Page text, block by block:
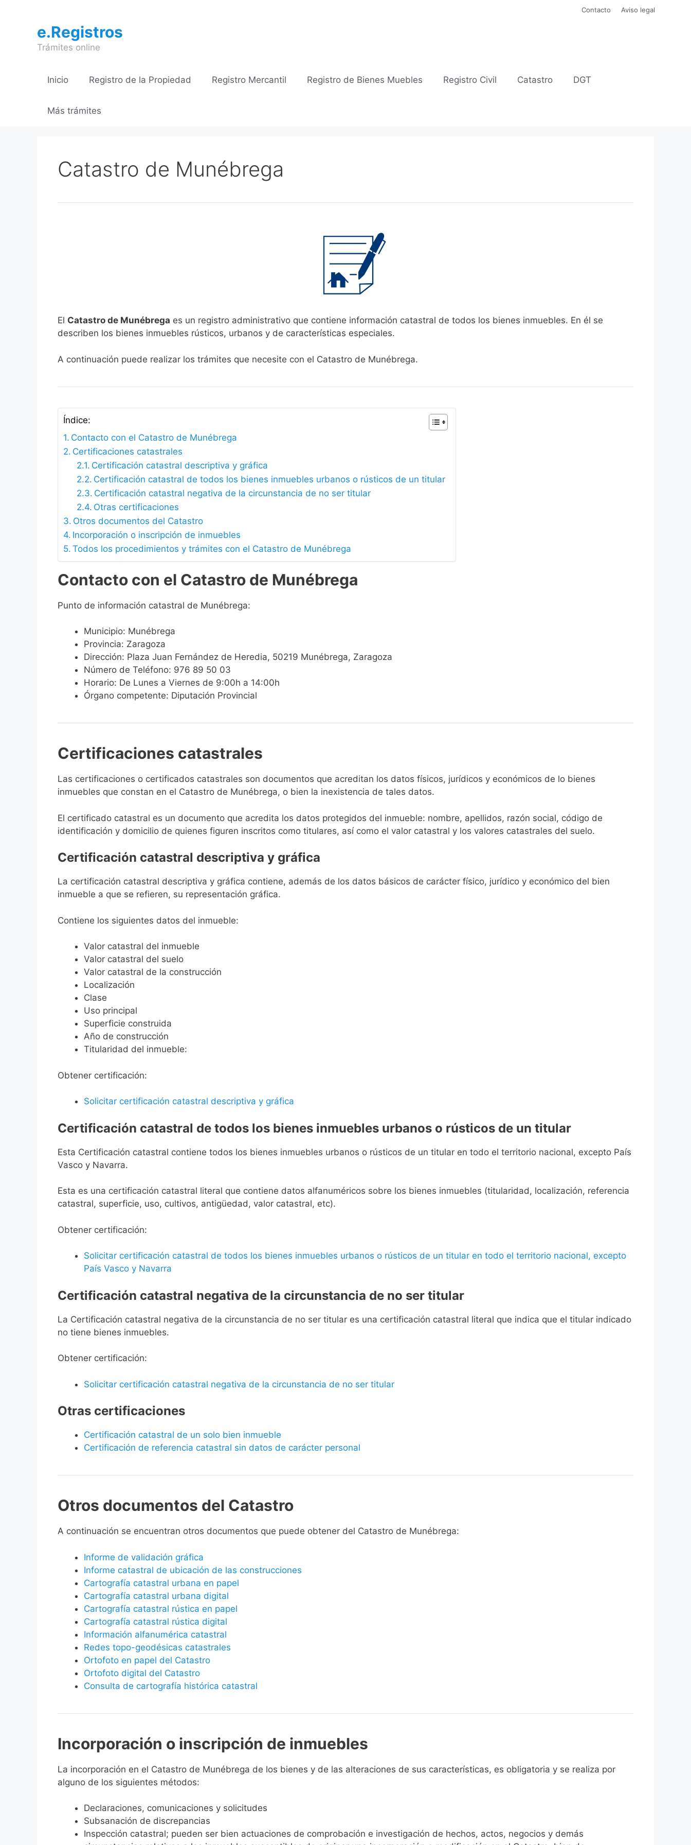
contenido
Contacto Aviso legal
e.Registros
Trámites online
Inicio Registro de la Propiedad Registro Mercantil Registro de Bienes Muebles Registro Civil Catastro DGT
Más trámites
Catastro de Munébrega
El Catastro de Munébrega es un registro administrativo que contiene información catastral de todos los bienes inmuebles. En él se
describen los bienes inmuebles rústicos, urbanos y de características especiales.
A continuación puede realizar los trámites que necesite con el Catastro de Munébrega.
Índice:
Contacto con el Catastro de Munébrega
Certificaciones catastrales
Certificación catastral descriptiva y gráfica
Certificación catastral de todos los bienes inmuebles urbanos o rústicos de un titular
Certificación catastral negativa de la circunstancia de no ser titular
Otras certificaciones
Otros documentos del Catastro
Incorporación o inscripción de inmuebles
Todos los procedimientos y trámites con el Catastro de Munébrega
Contacto con el Catastro de Munébrega
Punto de información catastral de Munébrega:
Municipio: Munébrega
Provincia: Zaragoza
Dirección: Plaza Juan Fernández de Heredia, 50219 Munébrega, Zaragoza
Número de Teléfono: 976 89 50 03
Horario: De Lunes a Viernes de 9:00h a 14:00h
Órgano competente: Diputación Provincial
Certificaciones catastrales
Las certificaciones o certificados catastrales son documentos que acreditan los datos físicos, jurídicos y económicos de lo bienes
inmuebles que constan en el Catastro de Munébrega, o bien la inexistencia de tales datos.
El certificado catastral es un documento que acredita los datos protegidos del inmueble: nombre, apellidos, razón social, código de
identificación y domicilio de quienes figuren inscritos como titulares, así como el valor catastral y los valores catastrales del suelo.
Certificación catastral descriptiva y gráfica
La certificación catastral descriptiva y gráfica contiene, además de los datos básicos de carácter físico, jurídico y económico del bien
inmueble a que se refieren, su representación gráfica.
Contiene los siguientes datos del inmueble:
Valor catastral del inmueble
Valor catastral del suelo
Valor catastral de la construcción
Localización
Clase
Uso principal
Superficie construida
Año de construcción
Titularidad del inmueble:
Obtener certificación:
Solicitar certificación catastral descriptiva y gráfica
Certificación catastral de todos los bienes inmuebles urbanos o rústicos de un titular
Esta Certificación catastral contiene todos los bienes inmuebles urbanos o rústicos de un titular en todo el territorio nacional, excepto País
Vasco y Navarra.
Esta es una certificación catastral literal que contiene datos alfanuméricos sobre los bienes inmuebles (titularidad, localización, referencia
catastral, superficie, uso, cultivos, antigüedad, valor catastral, etc).
Obtener certificación:
Solicitar certificación catastral de todos los bienes inmuebles urbanos o rústicos de un titular en todo el territorio nacional, excepto
País Vasco y Navarra
Certificación catastral negativa de la circunstancia de no ser titular
La Certificación catastral negativa de la circunstancia de no ser titular es una certificación catastral literal que indica que el titular indicado
no tiene bienes inmuebles.
Obtener certificación:
Solicitar certificación catastral negativa de la circunstancia de no ser titular
Otras certificaciones
Certificación catastral de un solo bien inmueble
Certificación de referencia catastral sin datos de carácter personal
Otros documentos del Catastro
A continuación se encuentran otros documentos que puede obtener del Catastro de Munébrega:
Informe de validación gráfica
Informe catastral de ubicación de las construcciones
Cartografía catastral urbana en papel
Cartografía catastral urbana digital
Cartografía catastral rústica en papel
Cartografía catastral rústica digital
Información alfanumérica catastral
Redes topo-geodésicas catastrales
Ortofoto en papel del Catastro
Ortofoto digital del Catastro
Consulta de cartografía histórica catastral
Incorporación o inscripción de inmuebles
La incorporación en el Catastro de Munébrega de los bienes y de las alteraciones de sus características, es obligatoria y se realiza por
alguno de los siguientes métodos:
Declaraciones, comunicaciones y solicitudes
Subsanación de discrepancias
Inspección catastral; pueden ser bien actuaciones de comprobación e investigación de hechos, actos, negocios y demás